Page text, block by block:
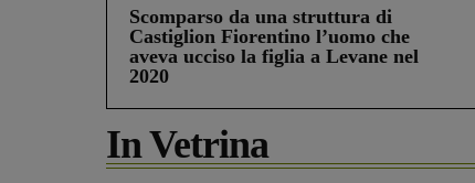
Scomparso da una struttura di
Castiglion Fiorentino l’uomo che
aveva ucciso la figlia a Levane nel
2020
In Vetrina